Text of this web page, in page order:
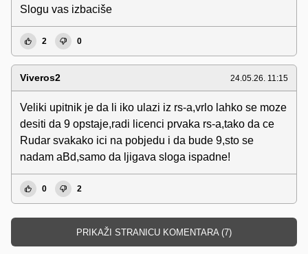
Slogu vas izbaciše
2 0
Viveros2 24.05.26. 11:15
Veliki upitnik je da li iko ulazi iz rs-a,vrlo lahko se moze
desiti da 9 opstaje,radi licenci prvaka rs-a,tako da ce
Rudar svakako ici na pobjedu i da bude 9,sto se
nadam aBd,samo da ljigava sloga ispadne!
0 2
PRIKAŽI STRANICU KOMENTARA (7)